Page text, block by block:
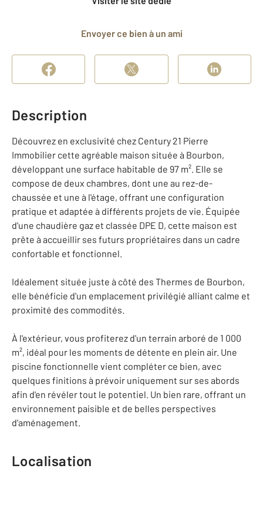
Envoyer ce bien à un ami
Description
Découvrez en exclusivité chez Century 21 Pierre
Immobilier cette agréable maison située à Bourbon,
développant une surface habitable de 97 m². Elle se
compose de deux chambres, dont une au rez-de-
chaussée et une à l'étage, offrant une configuration
pratique et adaptée à différents projets de vie. Équipée
d'une chaudière gaz et classée DPE D, cette maison est
prête à accueillir ses futurs propriétaires dans un cadre
confortable et fonctionnel.
Idéalement située juste à côté des Thermes de Bourbon,
elle bénéficie d'un emplacement privilégié alliant calme et
proximité des commodités.
À l'extérieur, vous profiterez d'un terrain arboré de 1 000
m², idéal pour les moments de détente en plein air. Une
piscine fonctionnelle vient compléter ce bien, avec
quelques finitions à prévoir uniquement sur ses abords
afin d'en révéler tout le potentiel. Un bien rare, offrant un
environnement paisible et de belles perspectives
d'aménagement.
Localisation